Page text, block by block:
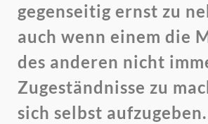
gegenseitig ernst zu
auch wenn einem die
des anderen nicht
Zugeständnisse zu
sich selbst aufzugeben.